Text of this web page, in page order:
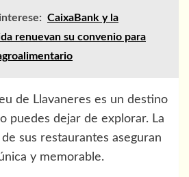
CaixaBank y la
renuevan su convenio para
de Llavaneres es un destino
puedes dejar de explorar. La
sus restaurantes aseguran
y memorable.